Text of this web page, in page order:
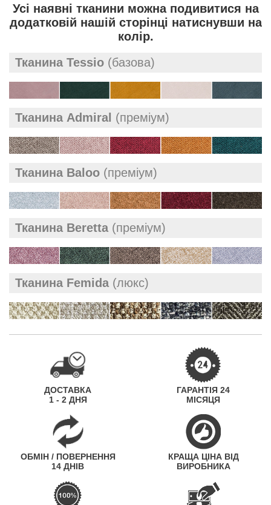
Усі наявні тканини можна подивитися на
додатковій нашій сторінці натиснувши на
колір.
Тканина Tessio (базова)
Тканина Admiral (преміум)
Тканина Baloo (преміум)
Тканина Beretta (преміум)
Тканина Femida (люкс)
ДОСТАВКА
1 - 2 ДНЯ
ГАРАНТІЯ 24
МІСЯЦЯ
ОБМІН / ПОВЕРНЕННЯ
14 ДНІВ
КРАЩА ЦІНА ВІД
ВИРОБНИКА